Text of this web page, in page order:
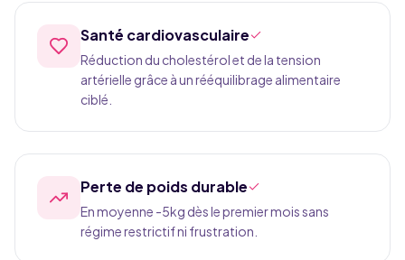
Santé cardiovasculaire
Réduction du cholestérol et de la tension
artérielle grâce à un rééquilibrage alimentaire
ciblé.
Perte de poids durable
En moyenne -5kg dès le premier mois sans
régime restrictif ni frustration.